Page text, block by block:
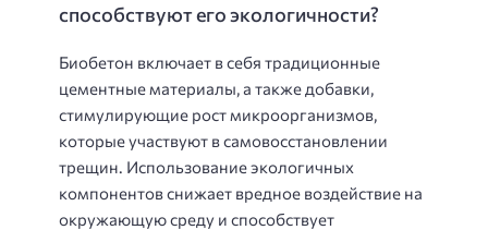
способствуют его экологичности?
Биобетон включает в себя традиционные
цементные материалы, а также добавки,
стимулирующие рост микроорганизмов,
которые участвуют в самовосстановлении
трещин. Использование экологичных
компонентов снижает вредное воздействие на
окружающую среду и способствует